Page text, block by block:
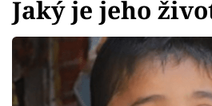
Youtubeři
Jaký je jeho